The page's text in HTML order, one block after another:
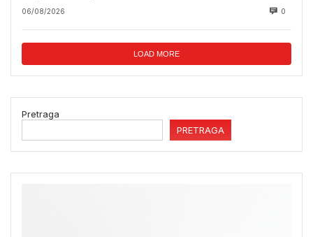
06/08/2026 0
LOAD MORE
Pretraga
PRETRAGA